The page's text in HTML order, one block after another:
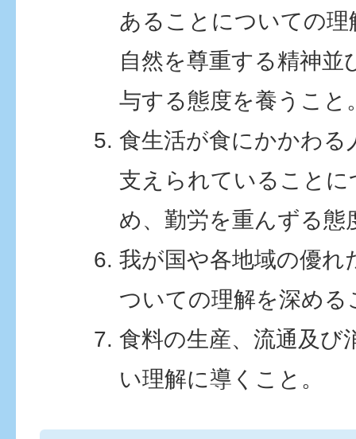
あることについての
自然を尊重する精神並
与する態度を養うこと
食生活が食にかかわる
支えられていること
め、勤労を重んずる態
我が国や各地域の優れ
ついての理解を深める
食料の生産、流通及び
い理解に導くこと。